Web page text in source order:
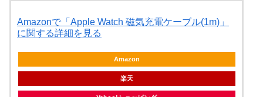
Amazonで「Apple Watch 磁気充電ケーブル(1m)」
に関する詳細を見る
Amazon
楽天